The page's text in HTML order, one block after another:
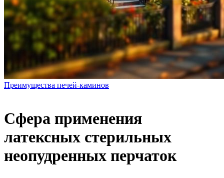
Преимущества печей-каминов
Сфера применения
латексных стерильных
неопудренных перчаток